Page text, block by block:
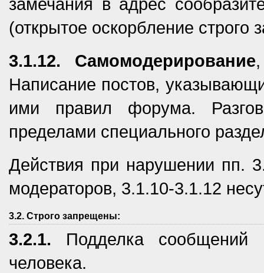
(открытое оскорбление строго
3.1.12. Самомодерирование
Написание постов,
ими правил форума.
пределами специального
Действия при нарушении пп.
модераторов, 3.1.10-3.1.12
3.2. Строго запрещены:
3.2.1. Подделка сообщений
человека.